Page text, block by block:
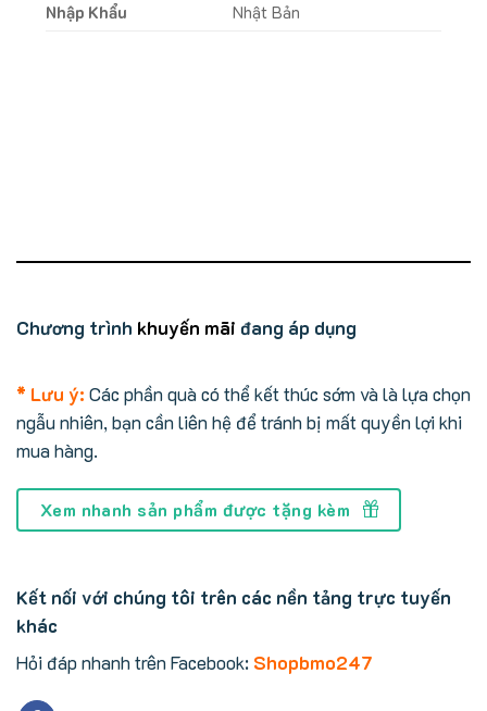
Nhập Khẩu
Nhật Bản
Chương trình khuyến mãi đang áp dụng
* Lưu ý: Các phần quà có thể kết thúc sớm và là lựa chọn
ngẫu nhiên, bạn cần liên hệ để tránh bị mất quyền lợi khi
mua hàng.
Xem nhanh sản phẩm được tặng kèm
Kết nối với chúng tôi trên các nền tảng trực tuyến
khác
Hỏi đáp nhanh trên Facebook: Shopbmo247